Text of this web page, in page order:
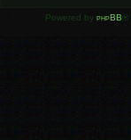
Powered by phpBB ®